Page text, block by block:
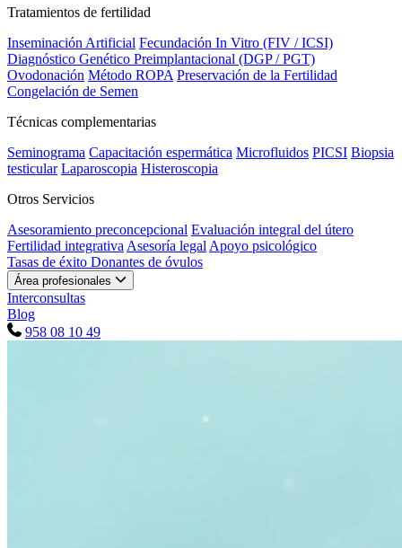
Tratamientos de fertilidad
Inseminación Artificial Fecundación In Vitro (FIV / ICSI)
Diagnóstico Genético Preimplantacional (DGP / PGT)
Ovodonación Método ROPA Preservación de la Fertilidad
Congelación de Semen
Técnicas complementarias
Seminograma Capacitación espermática Microfluidos PICSI Biopsia
testicular Laparoscopia Histeroscopia
Otros Servicios
Asesoramiento preconcepcional Evaluación integral del útero
Fertilidad integrativa Asesoría legal Apoyo psicológico
Tasas de éxito Donantes de óvulos
Área profesionales
Interconsultas
Blog
958 08 10 49